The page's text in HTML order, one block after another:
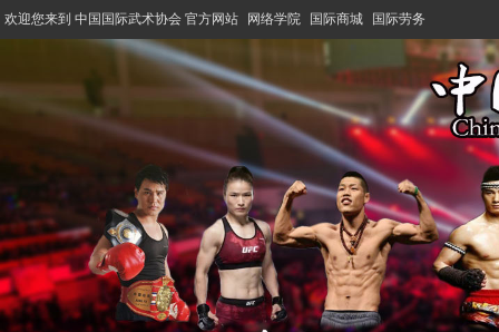
欢迎您来到 中国国际武术协会 官方网站 网络学院 国际商城 国际劳务